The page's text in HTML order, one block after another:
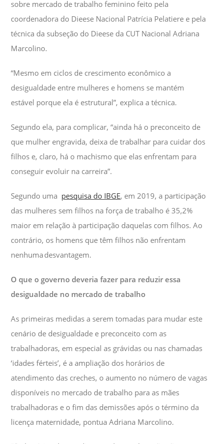
sobre mercado de trabalho feminino feito pela
coordenadora do Dieese Nacional Patrícia Pelatiere e pela
técnica da subseção do Dieese da CUT Nacional Adriana
Marcolino.
“Mesmo em ciclos de crescimento econômico a
desigualdade entre mulheres e homens se mantém
estável porque ela é estrutural”, explica a técnica.
Segundo ela, para complicar, “ainda há o preconceito de
que mulher engravida, deixa de trabalhar para cuidar dos
filhos e, claro, há o machismo que elas enfrentam para
conseguir evoluir na carreira”.
Segundo uma pesquisa do IBGE, em 2019, a participação
das mulheres sem filhos na força de trabalho é 35,2%
maior em relação à participação daquelas com filhos. Ao
contrário, os homens que têm filhos não enfrentam
nenhuma desvantagem.
O que o governo deveria fazer para reduzir essa
desigualdade no mercado de trabalho
As primeiras medidas a serem tomadas para mudar este
cenário de desigualdade e preconceito com as
trabalhadoras, em especial as grávidas ou nas chamadas
‘idades férteis’, é a ampliação dos horários de
atendimento das creches, o aumento no número de vagas
disponíveis no mercado de trabalho para as mães
trabalhadoras e o fim das demissões após o término da
licença maternidade, pontua Adriana Marcolino.